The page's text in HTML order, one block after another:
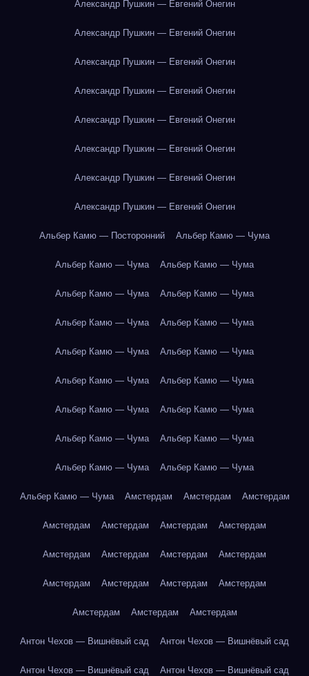
Александр Пушкин — Евгений Онегин
Александр Пушкин — Евгений Онегин
Александр Пушкин — Евгений Онегин
Александр Пушкин — Евгений Онегин
Александр Пушкин — Евгений Онегин
Александр Пушкин — Евгений Онегин
Александр Пушкин — Евгений Онегин
Александр Пушкин — Евгений Онегин
Альбер Камю — Посторонний Альбер Камю — Чума
Альбер Камю — Чума Альбер Камю — Чума
Альбер Камю — Чума Альбер Камю — Чума
Альбер Камю — Чума Альбер Камю — Чума
Альбер Камю — Чума Альбер Камю — Чума
Альбер Камю — Чума Альбер Камю — Чума
Альбер Камю — Чума Альбер Камю — Чума
Альбер Камю — Чума Альбер Камю — Чума
Альбер Камю — Чума Альбер Камю — Чума
Альбер Камю — Чума Амстердам Амстердам Амстердам
Амстердам Амстердам Амстердам Амстердам
Амстердам Амстердам Амстердам Амстердам
Амстердам Амстердам Амстердам Амстердам
Амстердам Амстердам Амстердам
Антон Чехов — Вишнёвый сад Антон Чехов — Вишнёвый сад
Антон Чехов — Вишнёвый сад Антон Чехов — Вишнёвый сад